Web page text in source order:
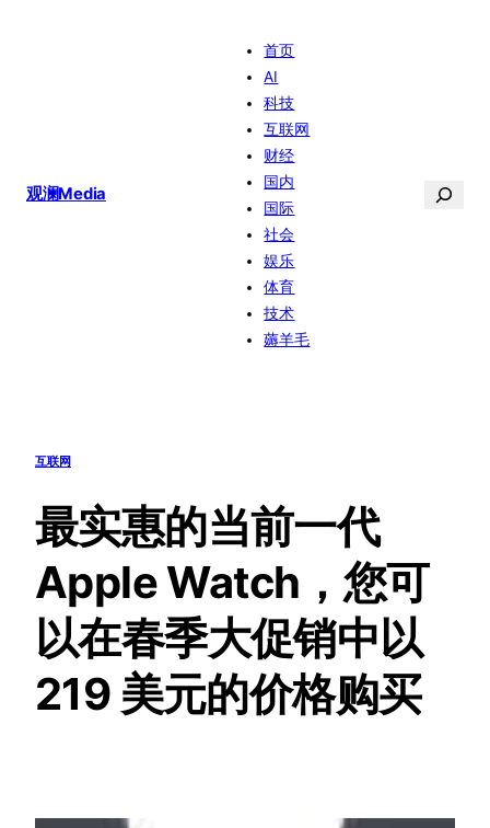
观澜Media
首页
AI
科技
互联网
财经
国内
国际
社会
娱乐
体育
技术
薅羊毛
搜
互联网
最实惠的当前一代
Apple Watch，您可
以在春季大促销中以
219 美元的价格购买